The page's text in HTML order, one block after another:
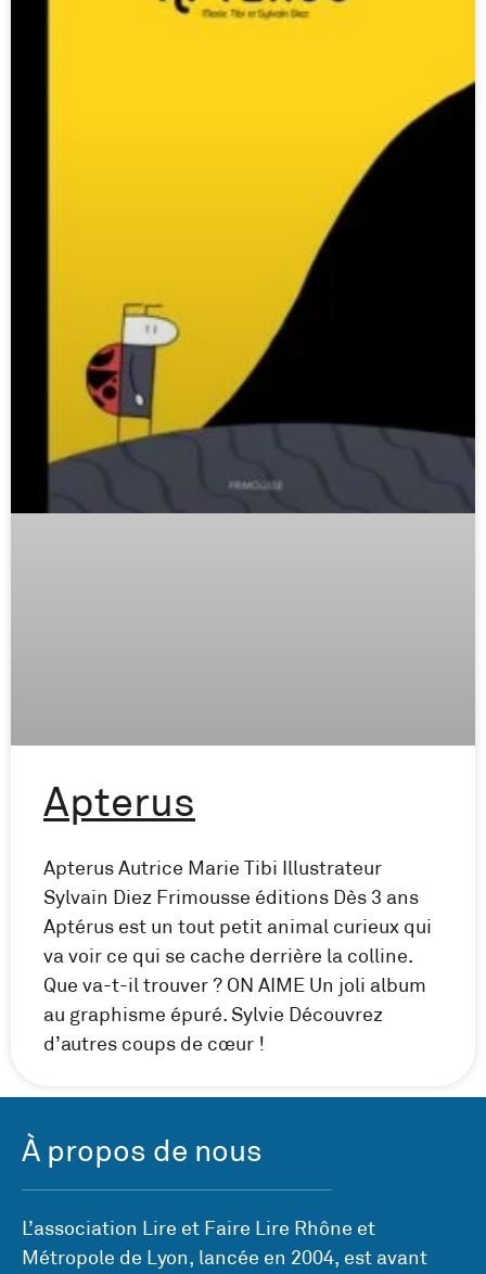
Apterus
Apterus Autrice Marie Tibi Illustrateur
Sylvain Diez Frimousse éditions Dès 3 ans
Aptérus est un tout petit animal curieux qui
va voir ce qui se cache derrière la colline.
Que va-t-il trouver ? ON AIME Un joli album
au graphisme épuré. Sylvie Découvrez
d’autres coups de cœur !
À propos de nous
L’association Lire et Faire Lire Rhône et
Métropole de Lyon, lancée en 2004, est avant